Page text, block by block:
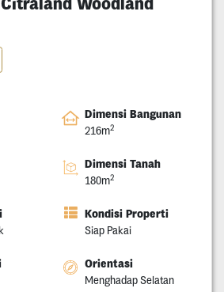
Dimensi Bangunan
216m2
Dimensi Tanah
180m2
Kondisi Properti
Siap Pakai
Orientasi
Menghadap Selatan